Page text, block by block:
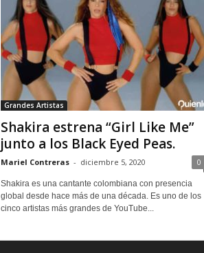
Grandes Artistas
Shakira estrena “Girl Like Me”
junto a los Black Eyed Peas.
Mariel Contreras - diciembre 5, 2020 0
Shakira es una cantante colombiana con presencia
global desde hace más de una década. Es uno de los
cinco artistas más grandes de YouTube...